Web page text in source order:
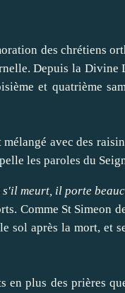
des chrétiens
. Depuis la Divine
et quatrième
mélangé avec des
les paroles du
s'il meurt, il porte
. Comme St Simeon
sol après la mort, et
en plus des prières